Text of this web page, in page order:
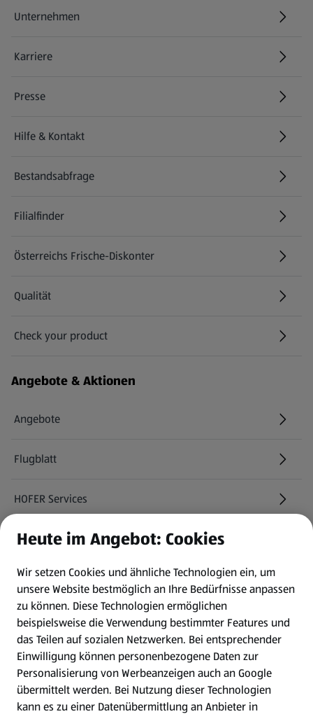
Unternehmen
Karriere
(öffnet in einem neuen Tab)
Presse
Hilfe & Kontakt
(öffnet in einem neuen Tab)
Bestandsabfrage
(öffnet in einem neuen Tab)
Filialfinder
Österreichs Frische-Diskonter
Qualität
Check your product
(öffnet in einem neuen Tab)
Angebote & Aktionen
Angebote
Flugblatt
HOFER Services
Newsletter
WhatsApp
Gewinnspiele
Mein HOFER. Meine Einkäufe.
Meine Meinung. Mein HOFER.
Heute im Angebot: Cookies
Wir setzen Cookies und ähnliche Technologien ein, um
unsere Website bestmöglich an Ihre Bedürfnisse anpassen
zu können. Diese Technologien ermöglichen
beispielsweise die Verwendung bestimmter Features und
das Teilen auf sozialen Netzwerken. Bei entsprechender
Einwilligung können personenbezogene Daten zur
Personalisierung von Werbeanzeigen auch an Google
übermittelt werden. Bei Nutzung dieser Technologien
kann es zu einer Datenübermittlung an Anbieter in